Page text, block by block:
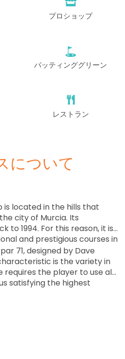
プロショップ
パッティンググリーン
レストラン
について
is located in the hills that
city of Murcia. Its
to 1994. For this reason, it is
and prestigious courses in
71, designed by Dave
is the variety in
requires the player to use all
satisfying the highest